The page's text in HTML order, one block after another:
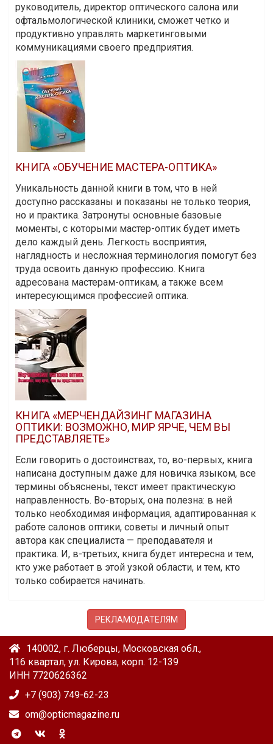
руководитель, директор оптического салона или
офтальмологической клиники, сможет четко и
продуктивно управлять маркетинговыми
коммуникациями своего предприятия.
КНИГА «ОБУЧЕНИЕ МАСТЕРА-ОПТИКА»
Уникальность данной книги в том, что в ней
доступно рассказаны и показаны не только теория,
но и практика. Затронуты основные базовые
моменты, с которыми мастер-оптик будет иметь
дело каждый день. Легкость восприятия,
наглядность и несложная терминология помогут без
труда освоить данную профессию. Книга
адресована мастерам-оптикам, а также всем
интересующимся профессией оптика.
КНИГА «МЕРЧЕНДАЙЗИНГ МАГАЗИНА
ОПТИКИ: ВОЗМОЖНО, МИР ЯРЧЕ, ЧЕМ ВЫ
ПРЕДСТАВЛЯЕТЕ»
Если говорить о достоинствах, то, во-первых, книга
написана доступным даже для новичка языком, все
термины объяснены, текст имеет практическую
направленность. Во-вторых, она полезна: в ней
только необходимая информация, адаптированная к
работе салонов оптики, советы и личный опыт
автора как специалиста — преподавателя и
практика. И, в-третьих, книга будет интересна и тем,
кто уже работает в этой узкой области, и тем, кто
только собирается начинать.
РЕКЛАМОДАТЕЛЯМ
140002, г. Люберцы, Московская обл.,
116 квартал, ул. Кирова, корп. 12-139
ИНН 7720626362
+7 (903) 749-62-23
om@opticmagazine.ru